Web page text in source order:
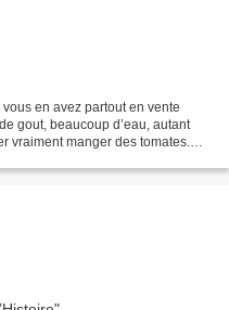
en avez partout en vente
gout, beaucoup d’eau, autant
vraiment manger des tomates.